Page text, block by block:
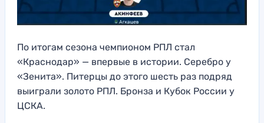
По итогам сезона чемпионом РПЛ стал
«Краснодар» — впервые в истории. Серебро у
«Зенита». Питерцы до этого шесть раз подряд
выиграли золото РПЛ. Бронза и Кубок России у
ЦСКА.